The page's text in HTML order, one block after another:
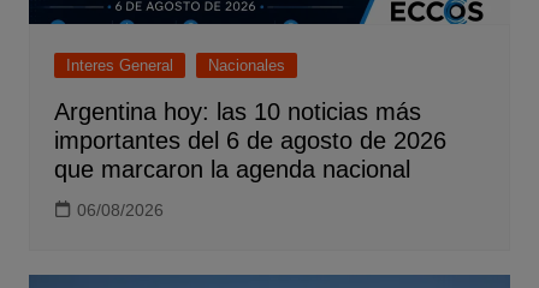
Interes General Nacionales
Argentina hoy: las 10 noticias más
importantes del 6 de agosto de 2026
que marcaron la agenda nacional
06/08/2026